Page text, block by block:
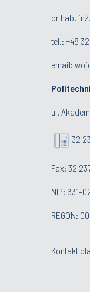
dr hab.
tel.: +48
email:
ul.
32
Fax: 32
NIP: 631-
REGON:
Kontakt